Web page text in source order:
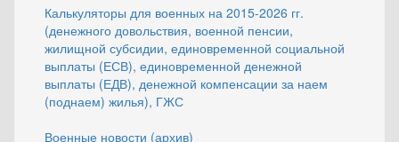
Калькуляторы для военных на 2015-2026 гг.
(денежного довольствия, военной пенсии,
жилищной субсидии, единовременной социальной
выплаты (ЕСВ), единовременной денежной
выплаты (ЕДВ), денежной компенсации за наем
(поднаем) жилья), ГЖС
Военные новости (архив)